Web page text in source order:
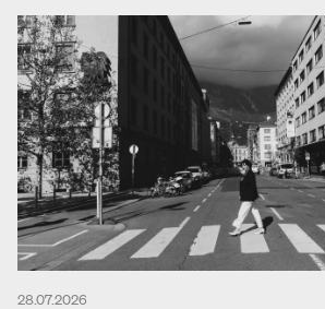
28.07.2026